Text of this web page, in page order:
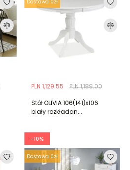
Dostawa 0zł
PLN 1,189.00
PLN 1,129.55
Stół OLIVIA 106(141)x106
biały rozkładan...
-10%
Dostawa 0zł